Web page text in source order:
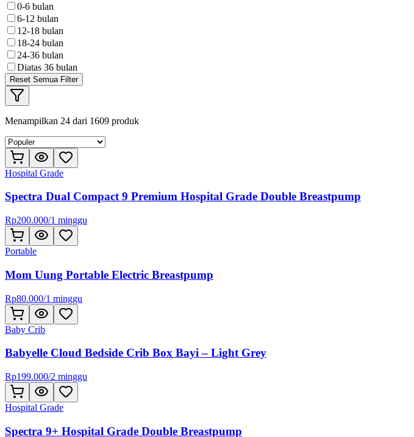
0-6 bulan
6-12 bulan
12-18 bulan
18-24 bulan
24-36 bulan
Diatas 36 bulan
Reset Semua Filter
Menampilkan 24 dari 1609 produk
Hospital Grade
Spectra Dual Compact 9 Premium Hospital Grade Double Breastpump
Rp200.000/1 minggu
Portable
Mom Uung Portable Electric Breastpump
Rp80.000/1 minggu
Baby Crib
Babyelle Cloud Bedside Crib Box Bayi – Light Grey
Rp199.000/2 minggu
Hospital Grade
Spectra 9+ Hospital Grade Double Breastpump